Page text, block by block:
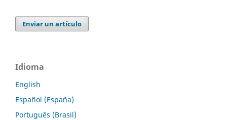
Enviar un artículo
Idioma
English
Español (España)
Português (Brasil)